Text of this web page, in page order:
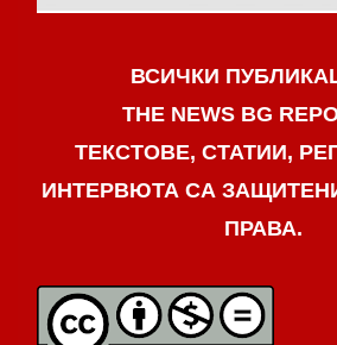
ВСИЧКИ
THE NEWS BG
ТЕКСТОВЕ, СТАТИИ,
ИНТЕРВЮТА СА
ПРАВА.